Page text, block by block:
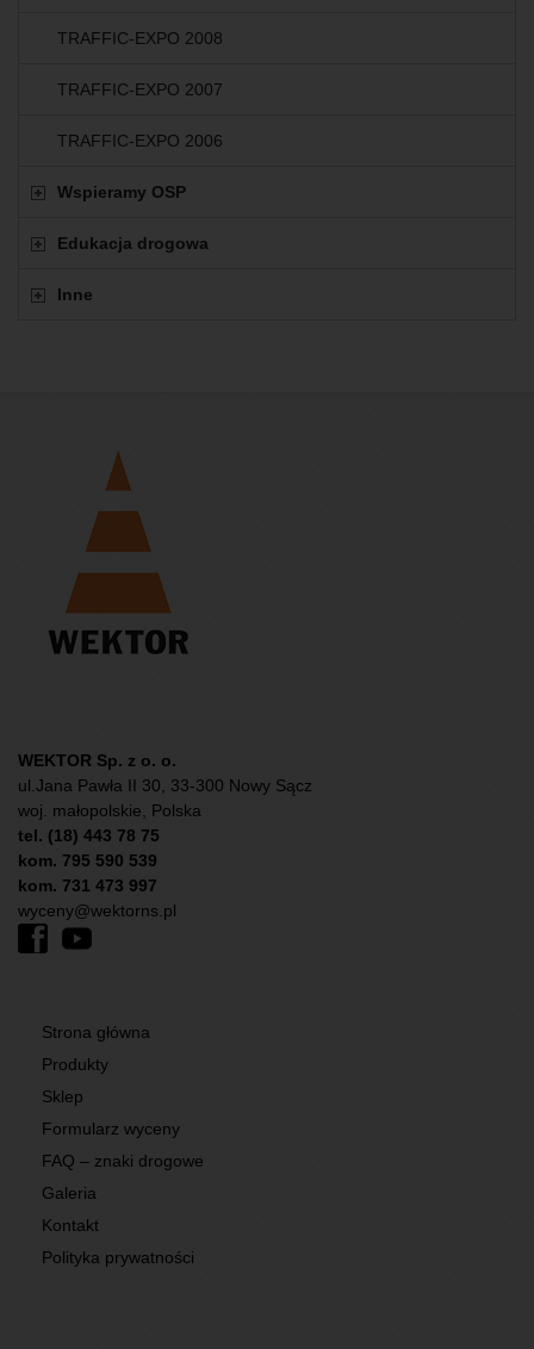
TRAFFIC-EXPO 2008
TRAFFIC-EXPO 2007
TRAFFIC-EXPO 2006
Wspieramy OSP
Edukacja drogowa
Inne
WEKTOR Sp. z o. o.
ul.Jana Pawła II 30, 33-300 Nowy Sącz
woj. małopolskie, Polska
tel. (18) 443 78 75
kom. 795 590 539
kom. 731 473 997
wyceny@wektorns.pl
Strona główna
Produkty
Sklep
Formularz wyceny
FAQ – znaki drogowe
Galeria
Kontakt
Polityka prywatności